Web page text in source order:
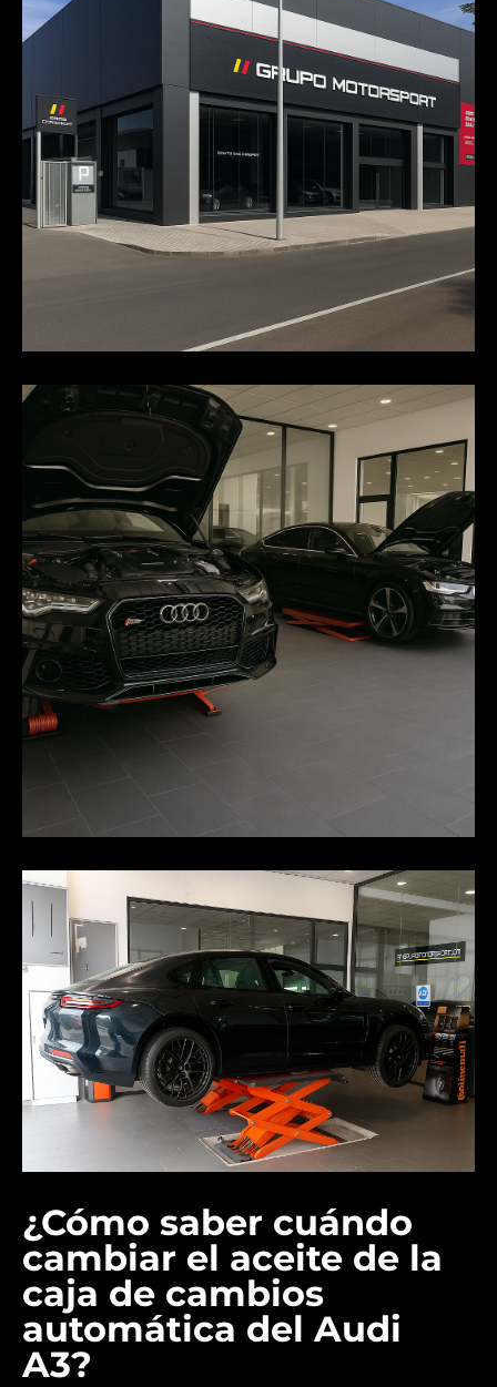
¿Cómo saber cuándo
cambiar el aceite de la
caja de cambios
automática del Audi
A3?